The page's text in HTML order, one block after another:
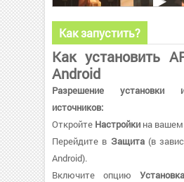
Как запустить?
Как установить
Android
Разрешение установки
источников:
Откройте Настройки на вашем
Перейдите в Защита(в
Android).
Включите опцию